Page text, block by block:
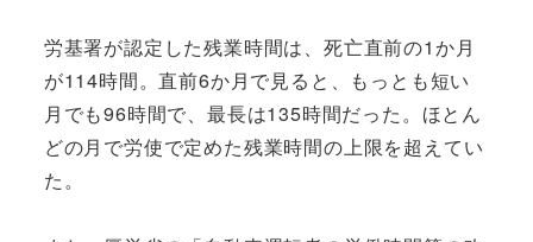
労基署が認定した残業時間は、死亡直前の1か月
が114時間。直前6か月で見ると、もっとも短い
月でも96時間で、最長は135時間だった。ほとん
どの月で労使で定めた残業時間の上限を超えてい
た。